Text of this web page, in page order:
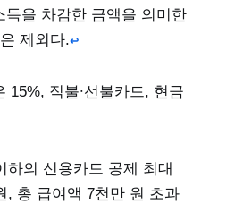
득을 차감한 금액을 의미한
제외다.↩
15%, 직불∙선불카드, 현금
하의 신용카드 공제 최대
, 총 급여액 7천만 원 초과